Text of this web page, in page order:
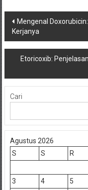
Navigasi
pos
Mengenal
Kerjanya
Etoricoxib:
Cari
Agustus 2026
S
S R
3
4 5